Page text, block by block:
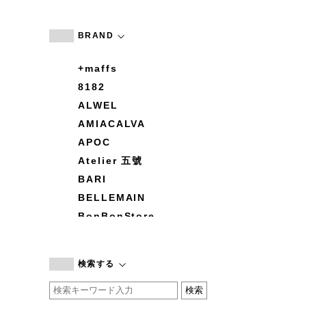
BRAND
+maffs
8182
ALWEL
AMIACALVA
APOC
Atelier 五號
BARI
BELLEMAIN
BonBonStore
by basics
CATWORTH
検索する